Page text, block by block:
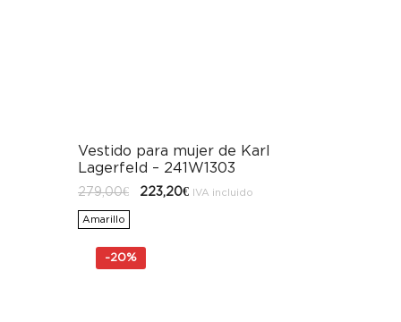
Vestido para mujer de Karl
Lagerfeld – 241W1303
279,00€
El
precio
223,20€ElIVA incluido
Amarillo
-20%